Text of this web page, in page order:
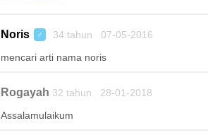
Noris ♂ 34 tahun 07-05-2016
mencari arti nama noris
Rogayah 32 tahun 28-01-2018
Assalamulaikum